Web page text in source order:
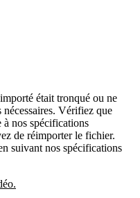
était tronqué ou ne
nécessaires. Vérifiez que
nos spécifications
de réimporter le fichier.
suivant nos spécifications